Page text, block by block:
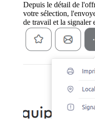
Depuis le détail de
votre sélection,
de travail et la signaler